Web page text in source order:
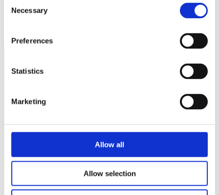
Selection
Necessary
Preferences
Statistics
Marketing
Allow all
Allow selection
Förmåner
Rådgivning
Om oss